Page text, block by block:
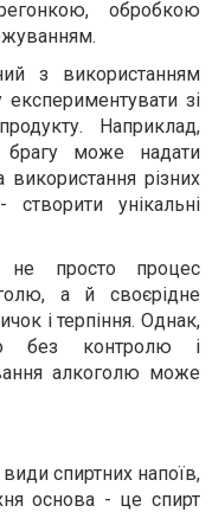
обробкою
з використанням
експериментувати зі
Наприклад,
брагу може надати
різних
унікальні
не просто процес
а й своєрідне
і терпіння. Однак,
без контролю і
алкоголю може
спиртних напоїв,
основа - це спирт